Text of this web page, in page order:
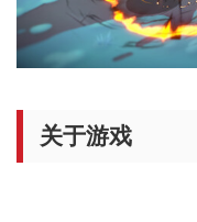
关于游戏